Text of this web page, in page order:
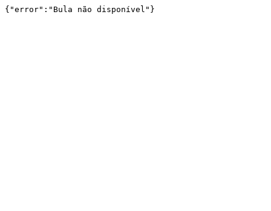
{"error":"Bula não disponível"}